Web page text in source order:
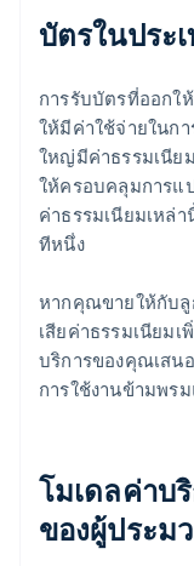
บัตรในประ
การรับบัตรที่ออกใ
ให้มีค่าใช้จ่ายในก
ใหญ่มีค่าธรรมเนีย
ให้ครอบคลุมการแ
ค่าธรรมเนียมเหล่
ทีหนึ่ง
หากคุณขายให้กับ
เสียค่าธรรมเนียมเ
บริการของคุณเส
การใช้งานข้ามพร
โมเดลค่าบ
ของผู้ประม